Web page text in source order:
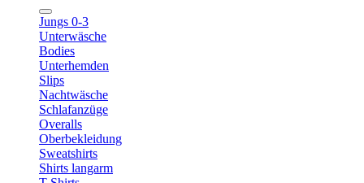
Jungs 0-3
Unterwäsche
Bodies
Unterhemden
Slips
Nachtwäsche
Schlafanzüge
Overalls
Oberbekleidung
Sweatshirts
Shirts langarm